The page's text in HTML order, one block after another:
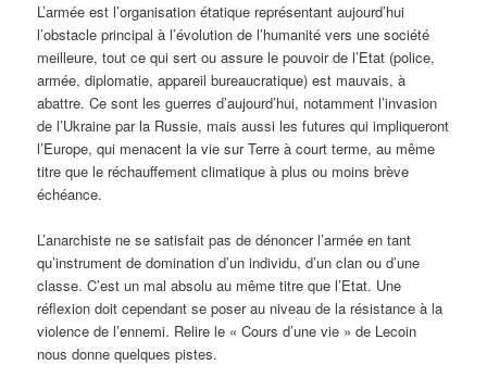
L’armée est l’organisation étatique représentant aujourd’hui
l’obstacle principal à l’évolution de l’humanité vers une société
meilleure, tout ce qui sert ou assure le pouvoir de l’Etat (police,
armée, diplomatie, appareil bureaucratique) est mauvais, à
abattre. Ce sont les guerres d’aujourd’hui, notamment l’invasion
de l’Ukraine par la Russie, mais aussi les futures qui impliqueront
l’Europe, qui menacent la vie sur Terre à court terme, au même
titre que le réchauffement climatique à plus ou moins brève
échéance.
L’anarchiste ne se satisfait pas de dénoncer l’armée en tant
qu’instrument de domination d’un individu, d’un clan ou d’une
classe. C’est un mal absolu au même titre que l’Etat. Une
réflexion doit cependant se poser au niveau de la résistance à la
violence de l’ennemi. Relire le « Cours d’une vie » de Lecoin
nous donne quelques pistes.